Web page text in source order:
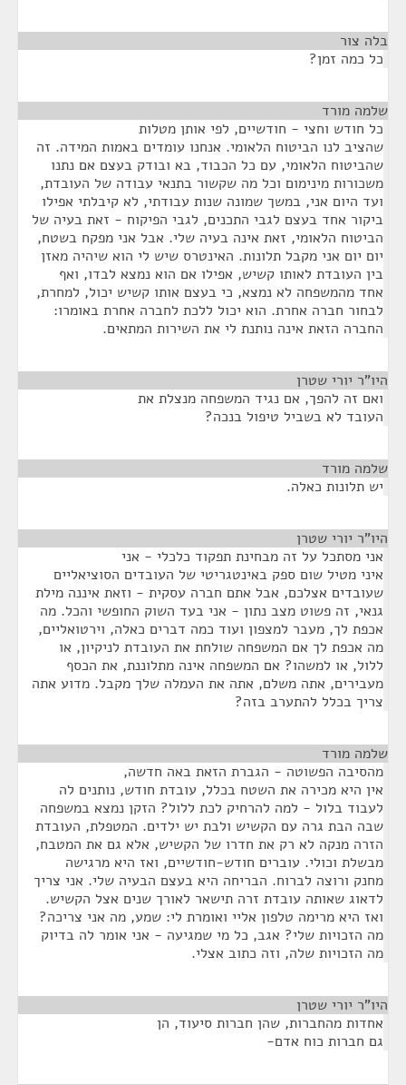
בלה צור
כל כמה זמן?
שלמה מורד
כל חודש וחצי - חודשיים, לפי אותן מטלות
שהציב לנו הביטוח הלאומי. אנחנו עומדים באמות המידה. זה
שהביטוח הלאומי, עם כל הכבוד, בא ובודק בעצם אם נתנו
משכורות מינימום וכל מה שקשור בתנאי עבודה של העובדת,
ועד היום אני, במשך שמונה שנות עבודתי, לא קיבלתי אפילו
ביקור אחד בעצם לגבי התכנים, לגבי הפיקוח - זאת בעיה של
הביטוח הלאומי, זאת אינה בעיה שלי. אבל אני מפקח בשטח,
יום יום אני מקבל תלונות. האינטרס שיש לי הוא שיהיה מאזן
בין העובדת לאותו קשיש, אפילו אם הוא נמצא לבדו, ואף
אחד מהמשפחה לא נמצא, כי בעצם אותו קשיש יכול, למחרת,
לבחור חברה אחרת. הוא יכול ללכת לחברה אחרת באומרו:
החברה הזאת אינה נותנת לי את השירות המתאים.
היו"ר יורי שטרן
ואם זה להפך, אם נגיד המשפחה מנצלת את
העובד לא בשביל טיפול בנכה?
שלמה מורד
יש תלונות כאלה.
היו"ר יורי שטרן
אני מסתכל על זה מבחינת תפקוד כלכלי - אני
איני מטיל שום ספק באינטגריטי של העובדים הסוציאליים
שעובדים אצלכם, אבל אתם חברה עסקית - וזאת איננה מילת
גנאי, זה פשוט מצב נתון - אני בעד השוק החופשי והכל. מה
אכפת לך, מעבר למצפון ועוד כמה דברים כאלה, וירטואליים,
מה אכפת לך אם המשפחה שולחת את העובדת לניקיון, או
ללול, או למשהו? אם המשפחה אינה מתלוננת, את הכסף
מעבירים, אתה משלם, אתה את העמלה שלך מקבל. מדוע אתה
צריך בכלל להתערב בזה?
שלמה מורד
מהסיבה הפשוטה - הגברת הזאת באה חדשה,
אין היא מכירה את השטח בכלל, עובדת חודש, נותנים לה
לעבוד בלול - למה להרחיק לכת ללול? הזקן נמצא במשפחה
שבה הבת גרה עם הקשיש ולבת יש ילדים. המטפלת, העובדת
הזרה מנקה לא רק את חדרו של הקשיש, אלא גם את המטבח,
מבשלת וכולי. עוברים חודש-חודשיים, ואז היא מרגישה
מחנק ורוצה לברוח. הבריחה היא בעצם הבעיה שלי. אני צריך
לדאוג שאותה עובדת זרה תישאר לאורך שנים אצל הקשיש.
ואז היא מרימה טלפון אליי ואומרת לי: שמע, מה אני צריכה?
מה הזכויות שלי? אגב, כל מי שמגיעה - אני אומר לה בדיוק
מה הזכויות שלה, וזה כתוב אצלי.
היו"ר יורי שטרן
אחדות מהחברות, שהן חברות סיעוד, הן
גם חברות כוח אדם-